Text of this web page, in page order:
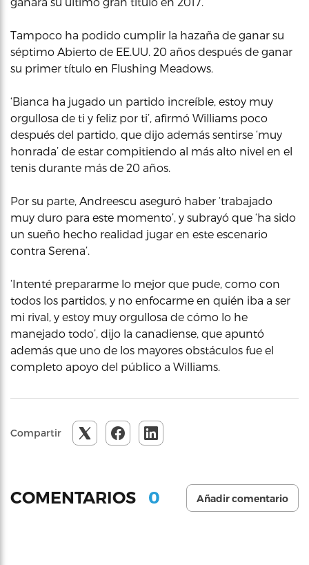
Tampoco ha podido cumplir la hazaña de ganar su
séptimo Abierto de EE.UU. 20 años después de ganar
su primer título en Flushing Meadows.
‘Bianca ha jugado un partido increíble, estoy muy
orgullosa de ti y feliz por ti’, afirmó Williams poco
después del partido, que dijo además sentirse ‘muy
honrada’ de estar compitiendo al más alto nivel en el
tenis durante más de 20 años.
Por su parte, Andreescu aseguró haber ‘trabajado
muy duro para este momento’, y subrayó que ‘ha sido
un sueño hecho realidad jugar en este escenario
contra Serena’.
‘Intenté prepararme lo mejor que pude, como con
todos los partidos, y no enfocarme en quién iba a ser
mi rival, y estoy muy orgullosa de cómo lo he
manejado todo’, dijo la canadiense, que apuntó
además que uno de los mayores obstáculos fue el
completo apoyo del público a Williams.
Compartir
COMENTARIOS 0 Añadir comentario